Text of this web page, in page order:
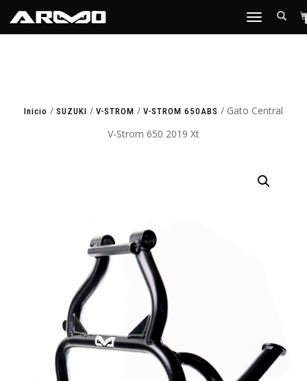
TOGGLE
Inicio / SUZUKI / V-STROM / V-STROM 650ABS / Gato Central
V-Strom 650 2019 Xt